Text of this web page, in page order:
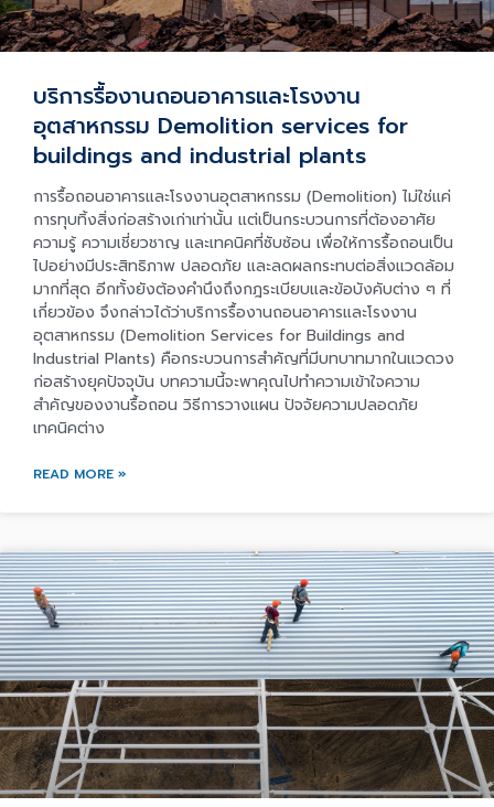
บริการรื้องานถอนอาคารและโรงงาน
อุตสาหกรรม Demolition services for
buildings and industrial plants
การรื้อถอนอาคารและโรงงานอุตสาหกรรม (Demolition) ไม่ใช่แค่
การทุบทิ้งสิ่งก่อสร้างเก่าเท่านั้น แต่เป็นกระบวนการที่ต้องอาศัย
ความรู้ ความเชี่ยวชาญ และเทคนิคที่ซับซ้อน เพื่อให้การรื้อถอนเป็น
ไปอย่างมีประสิทธิภาพ ปลอดภัย และลดผลกระทบต่อสิ่งแวดล้อม
มากที่สุด อีกทั้งยังต้องคำนึงถึงกฎระเบียบและข้อบังคับต่าง ๆ ที่
เกี่ยวข้อง จึงกล่าวได้ว่าบริการรื้องานถอนอาคารและโรงงาน
อุตสาหกรรม (Demolition Services for Buildings and
Industrial Plants) คือกระบวนการสำคัญที่มีบทบาทมากในแวดวง
ก่อสร้างยุคปัจจุบัน บทความนี้จะพาคุณไปทำความเข้าใจความ
สำคัญของงานรื้อถอน วิธีการวางแผน ปัจจัยความปลอดภัย
เทคนิคต่าง
READ MORE »